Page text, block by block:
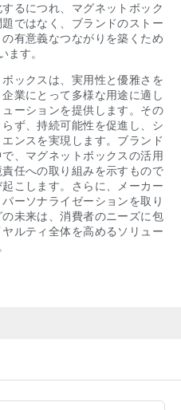
るにつれ、マグネットボック
ではなく、ブランドのストー
有意義なつながりを築くため
ます。
ックスは、実用性と優雅さを
業にとって多様な用途に適し
ーションを提供します。その
ず、持続可能性を促進し、シ
ンスを実現します。ブランド
、マグネットボックスの活用
任への取り組みを示すもので
こします。さらに、メーカー
ーソナライゼーションを取り
未来は、消費者のニーズに包
ルティ全体を高めるソリュー